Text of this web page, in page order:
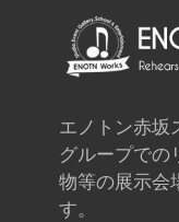
エノトン赤坂
グループでの
物等の展示会
す。